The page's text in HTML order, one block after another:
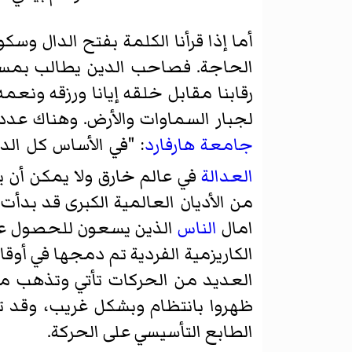
أما إذا قرأنا الكلمة بفتح الدال
الحاجة. فصاحب الدين يطالب
رقابنا مقابل خلقه إيانا ورزقه
لجبار السماوات والأرض. وهناك
جامعة هارفارد: "في الأساس كل
العدالة في عالم خارق ولا يمكن
من الأديان العالمية الكبرى قد
امال الناس الذين يسعون للحصول
الكاريزمية الفردية تم دمجها في
العديد من الحركات تأتي وتذهب مع
ظهروا بانتظام وبشكل غريب،
الطابع التأسيسي على الحركة.